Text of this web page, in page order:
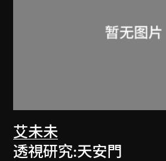
艾未未
透視研究:天安門